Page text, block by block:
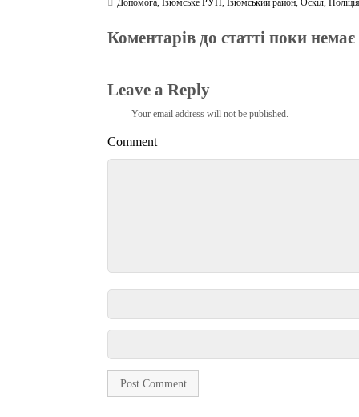
Допомога,Ізюмське РУП,Ізюмський район,Оскіл,
Коментарів до статті поки немає
Leave a Reply
Your email address will not be published.
Comment